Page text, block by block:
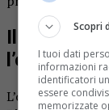
Il comune
l’obbligo
L’ordinanza
Scopri
I tuoi dati
informazioni
identificatori
essere
memorizzate